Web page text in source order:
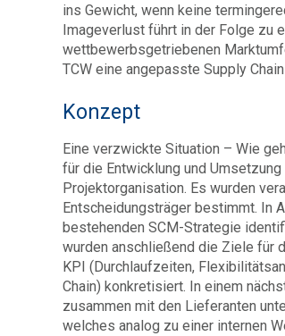
ins Gewicht, wenn keine
Imageverlust führt in der Folge zu
wettbewerbsgetriebenen
TCW eine angepasste Supply
Konzept
Eine verzwickte Situation – Wie
für die Entwicklung und
Projektorganisation. Es wurden
Entscheidungsträger bestimmt. In
bestehenden SCM-Strategie
wurden anschließend die Ziele für
KPI (Durchlaufzeiten,
Chain) konkretisiert. In einem
zusammen mit den Lieferanten
welches analog zu einer internen